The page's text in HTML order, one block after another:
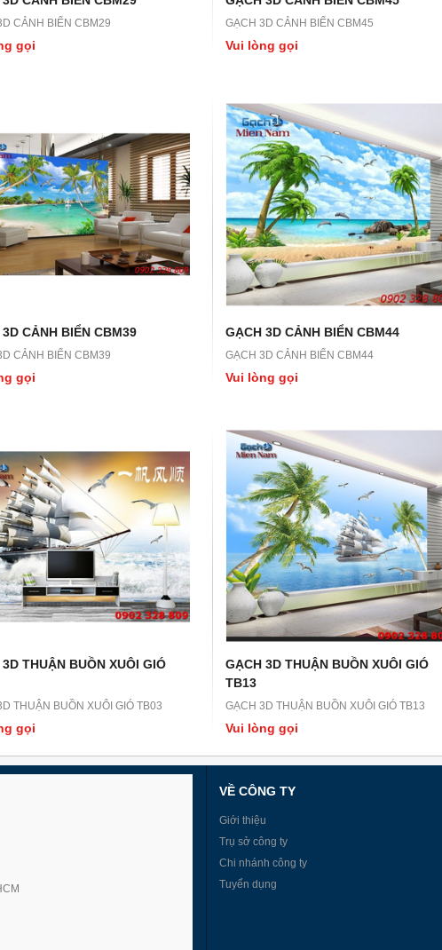
LN45 GẠCH 3D LN44
GẠCH 3D LN44
CẢNH BIỂN CBM29
gọi
GẠCH 3D CẢNH BIỂN CBM45
Vui lòng gọi
CẢNH BIỂN CBM39
CẢNH BIỂN CBM39
gọi
GẠCH 3D CẢNH BIỂN CBM44
GẠCH 3D CẢNH BIỂN CBM44
Vui lòng gọi
THUẬN BUỒN XUÔI GIÓ
THUẬN BUỒN XUÔI GIÓ TB03
gọi
GẠCH 3D THUẬN BUỒN XUÔI GIÓ
TB13
GẠCH 3D THUẬN BUỒN XUÔI GIÓ TB13
Vui lòng gọi
VỀ CÔNG TY
Giới thiệu
Trụ sở công ty
Chi nhánh công ty
Tuyển dụng